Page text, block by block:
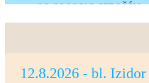
OLOMOUC-HEJČÍN
PRAHA-LIBOC
12.8.2026 - bl.